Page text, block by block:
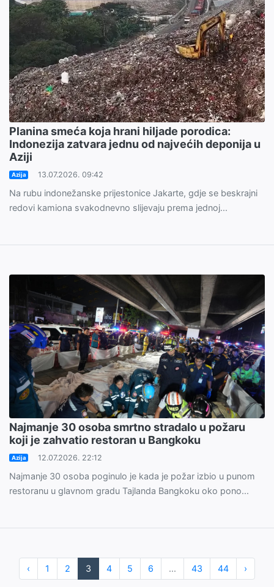
Planina smeća koja hrani hiljade porodica:
Indonezija zatvara jednu od najvećih deponija u
Aziji
Azija 13.07.2026. 09:42
Na rubu indonežanske prijestonice Jakarte, gdje se beskrajni
redovi kamiona svakodnevno slijevaju prema jednoj...
Najmanje 30 osoba smrtno stradalo u požaru
koji je zahvatio restoran u Bangkoku
Azija 12.07.2026. 22:12
Najmanje 30 osoba poginulo je kada je požar izbio u punom
restoranu u glavnom gradu Tajlanda Bangkoku oko pono...
‹ 1 2 3 4 5 6 ... 43 44 ›